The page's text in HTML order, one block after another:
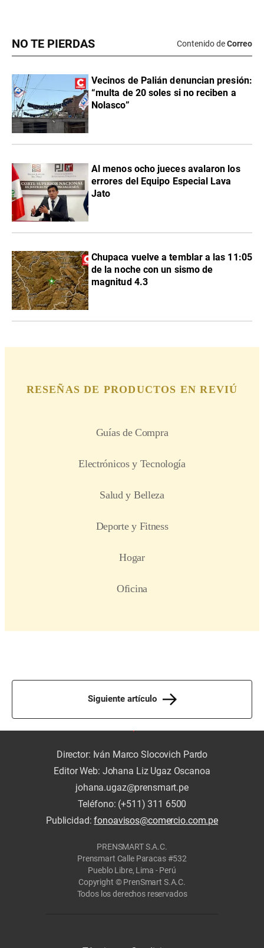
NO TE PIERDAS Contenido deCorreo
Vecinos de Palián denuncian presión:
“multa de 20 soles si no reciben a
Nolasco”
Al menos ocho jueces avalaron los
errores del Equipo Especial Lava
Jato
Chupaca vuelve a temblar a las 11:05
de la noche con un sismo de
magnitud 4.3
Siguiente artículo
Director: Iván Marco Slocovich Pardo
Editor Web: Johana Liz Ugaz Oscanoa
johana.ugaz@prensmart.pe
Teléfono: (+511) 311 6500
Publicidad:fonoavisos@comercio.com.pe
PRENSMART S.A.C.
Prensmart Calle Paracas #532
Pueblo Libre, Lima - Perú
Copyright © PrenSmart S.A.C.
Todos los derechos reservados